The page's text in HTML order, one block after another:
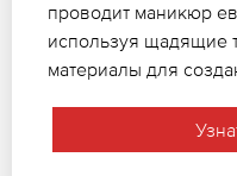
проводит маникюр
используя щадящие
материалы для